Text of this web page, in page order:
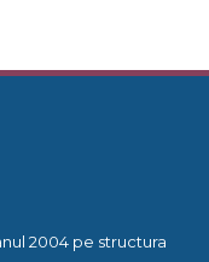
2004 pe structura